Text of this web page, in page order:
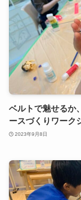
ベルトで魅せるか
ースづくりワーク
2023年9月8日